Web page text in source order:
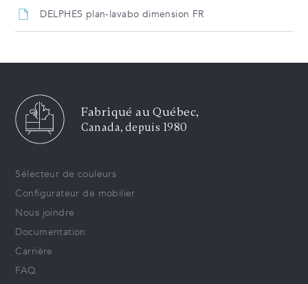
DELPHES plan-lavabo dimension FR
Fabriqué au Québec,
Canada, depuis 1980
Sélecteur de couleurs
Configurateur de mobilier
Nous joindre
Documentation
Carrière
FAQ